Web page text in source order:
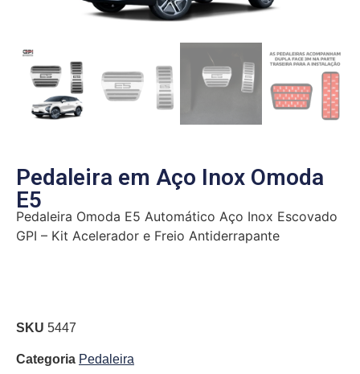
Pedaleira em Aço Inox Omoda
E5
Pedaleira Omoda E5 Automático Aço Inox Escovado
GPI – Kit Acelerador e Freio Antiderrapante
SKU 5447
Categoria Pedaleira